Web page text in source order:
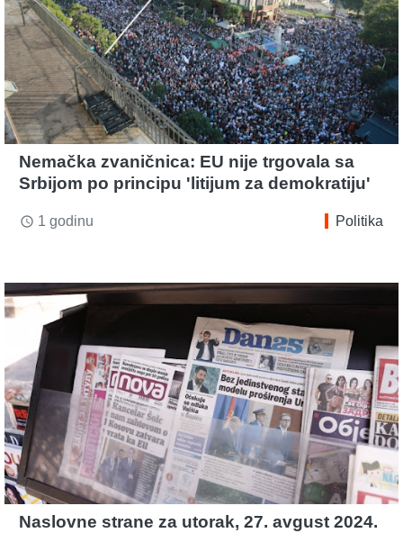
Nemačka zvaničnica: EU nije trgovala sa
Srbijom po principu 'litijum za demokratiju'
access_time 1 godinu Politika
Naslovne strane za utorak, 27. avgust 2024.